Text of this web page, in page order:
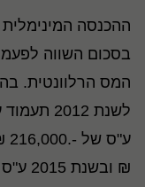
בסכום השווה
המס הרלוונטית.
₪ ובשנת 2015 ע"ס של -.224,664 ₪.